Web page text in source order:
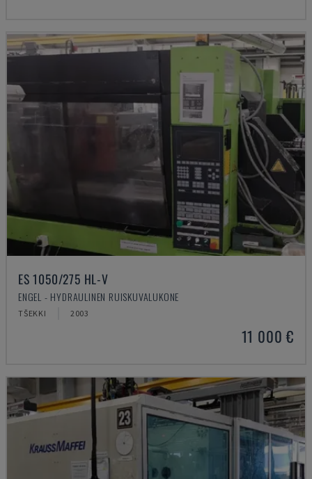
ES 1050/275 HL-V
ENGEL - HYDRAULINEN RUISKUVALUKONE
TŠEKKI 2003
11 000 €